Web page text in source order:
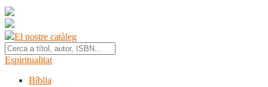
El nostre catàleg
Espiritualitat
Bíblia